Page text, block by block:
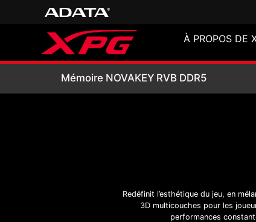
À PROPOS DE
Mémoire
Mémoire NOVAKEY RVB DDR5
Redéfinit l’esthétique du jeu, en
3D multicouches pour les
performances